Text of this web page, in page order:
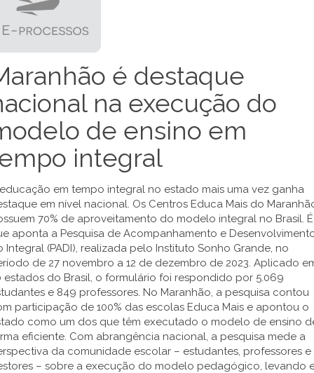
é destaque
na execução do
de ensino em
integral
em tempo integral no estado mais uma vez ganha
em nível nacional. Os Centros Educa Mais do
70% de aproveitamento do modelo integral no Brasil.
aponta a Pesquisa de Acompanhamento e
Integral (PADI), realizada pelo Instituto Sonho Grande, no
de 27 novembro a 12 de dezembro de 2023. Aplicado
estados do Brasil, o formulário foi respondido por 5.069
e 849 professores. No Maranhão, a pesquisa contou
participação de 100% das escolas Educa Mais e apontou o
como um dos que têm executado o modelo de ensino
eficiente. Com abrangência nacional, a pesquisa mede a
da comunidade escolar – estudantes, professores e
– sobre a execução do modelo pedagógico, levando